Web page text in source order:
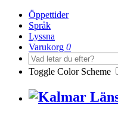
Öppettider
Språk
Lyssna
Varukorg 0
Toggle Color Scheme